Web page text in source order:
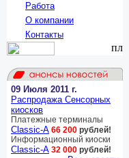
Работа
О компании
Контакты
09 Июля 2011 г.
Распродажа Сенсорных
киосков
Платежные терминалы
Classic-A 66 200 рублей!
Информационный киоски
Classic-A 32 000 рублей!